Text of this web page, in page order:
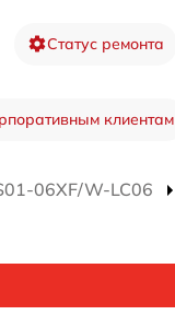
Статус ремонта
клиентам
06XF/W-LC06